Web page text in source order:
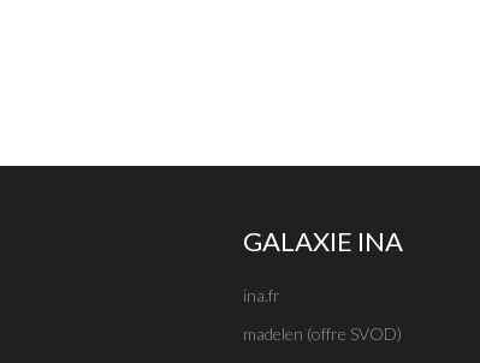
GALAXIE INA
ina.fr
madelen (offre SVOD)